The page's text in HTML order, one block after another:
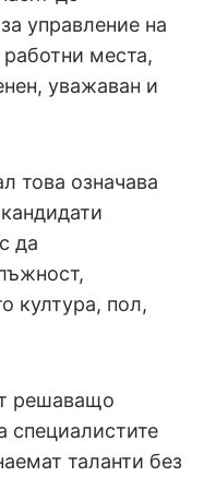
управление на
места,
уважаван и
това означава
да
култура, пол,
решаващо
специалистите
таланти без